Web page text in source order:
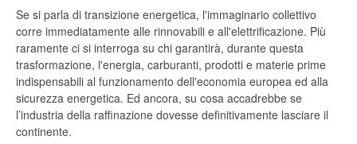
Se si parla di transizione energetica, l'immaginario collettivo
corre immediatamente alle rinnovabili e all'elettrificazione. Più
raramente ci si interroga su chi garantirà, durante questa
trasformazione, l'energia, carburanti, prodotti e materie prime
indispensabili al funzionamento dell'economia europea ed alla
sicurezza energetica. Ed ancora, su cosa accadrebbe se
l’industria della raffinazione dovesse definitivamente lasciare il
continente.